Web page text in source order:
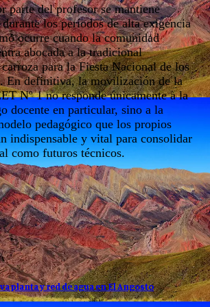
parte del profesor se mantiene
los períodos de alta exigencia
ocurre cuando la comunidad
abocada a la tradicional
para la Fiesta Nacional de los
En definitiva, la movilización de la
Nº 1 no responde únicamente a la
docente en particular, sino a la
pedagógico que los propios
indispensable y vital para consolidar
como futuros técnicos.
planta y red de agua en El Angosto